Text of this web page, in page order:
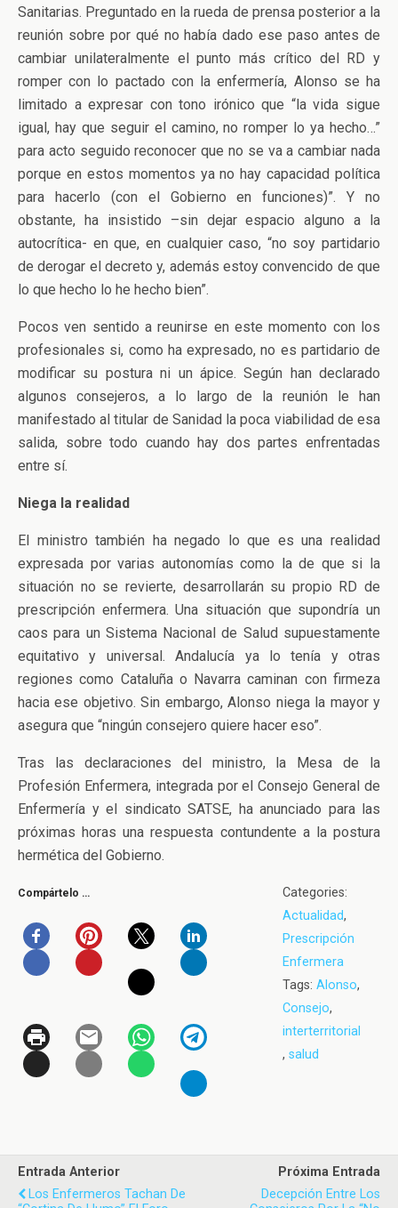
Sanitarias. Preguntado en la rueda de prensa posterior a la
reunión sobre por qué no había dado ese paso antes de
cambiar unilateralmente el punto más crítico del RD y
romper con lo pactado con la enfermería, Alonso se ha
limitado a expresar con tono irónico que “la vida sigue
igual, hay que seguir el camino, no romper lo ya hecho…”
para acto seguido reconocer que no se va a cambiar nada
porque en estos momentos ya no hay capacidad política
para hacerlo (con el Gobierno en funciones)”. Y no
obstante, ha insistido –sin dejar espacio alguno a la
autocrítica- en que, en cualquier caso, “no soy partidario
de derogar el decreto y, además estoy convencido de que
lo que hecho lo he hecho bien”.
Pocos ven sentido a reunirse en este momento con los
profesionales si, como ha expresado, no es partidario de
modificar su postura ni un ápice. Según han declarado
algunos consejeros, a lo largo de la reunión le han
manifestado al titular de Sanidad la poca viabilidad de esa
salida, sobre todo cuando hay dos partes enfrentadas
entre sí.
Niega la realidad
El ministro también ha negado lo que es una realidad
expresada por varias autonomías como la de que si la
situación no se revierte, desarrollarán su propio RD de
prescripción enfermera. Una situación que supondría un
caos para un Sistema Nacional de Salud supuestamente
equitativo y universal. Andalucía ya lo tenía y otras
regiones como Cataluña o Navarra caminan con firmeza
hacia ese objetivo. Sin embargo, Alonso niega la mayor y
asegura que “ningún consejero quiere hacer eso”.
Tras las declaraciones del ministro, la Mesa de la
Profesión Enfermera, integrada por el Consejo General de
Enfermería y el sindicato SATSE, ha anunciado para las
próximas horas una respuesta contundente a la postura
hermética del Gobierno.
Compártelo …
Categories:
Actualidad,
Prescripción
Enfermera
Tags: Alonso,
Consejo,
interterritorial
, salud
Entrada Anterior
Los Enfermeros Tachan De
Próxima Entrada
Decepción Entre Los